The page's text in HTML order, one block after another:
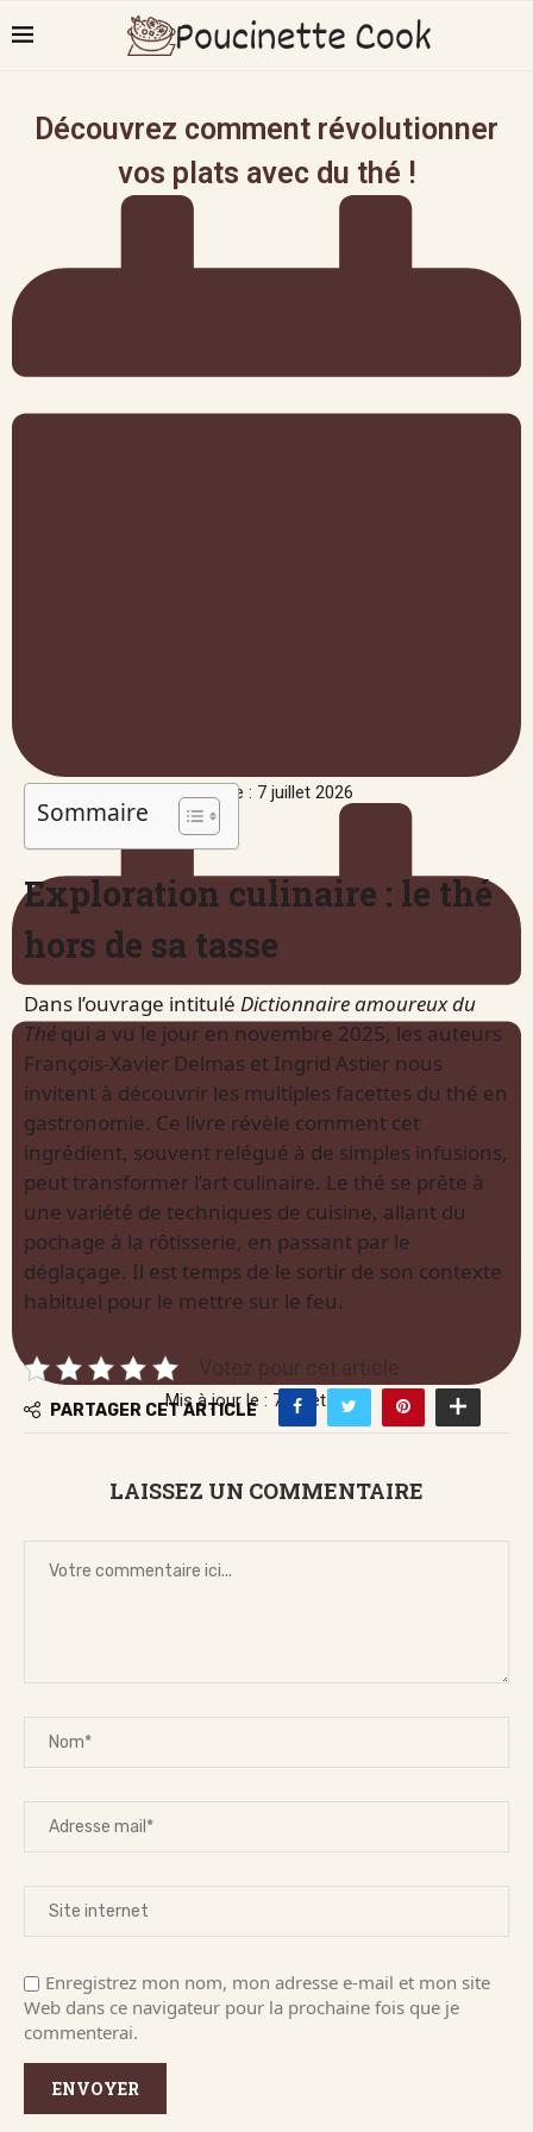
Découvrez comment révolutionner
vos plats avec du thé !
Publié le : 7 juillet 2026
Mis à jour le : 7 juillet 2026
Sommaire
Exploration culinaire : le thé
hors de sa tasse
Dans l’ouvrage intitulé Dictionnaire amoureux du
Thé qui a vu le jour en novembre 2025, les auteurs
François-Xavier Delmas et Ingrid Astier nous
invitent à découvrir les multiples facettes du thé en
gastronomie. Ce livre révèle comment cet
ingrédient, souvent relégué à de simples infusions,
peut transformer l’art culinaire. Le thé se prête à
une variété de techniques de cuisine, allant du
pochage à la rôtisserie, en passant par le
déglaçage. Il est temps de le sortir de son contexte
habituel pour le mettre sur le feu.
Votez pour cet article
PARTAGER CET ARTICLE
LAISSEZ UN COMMENTAIRE
Enregistrez mon nom, mon adresse e-mail et mon site
Web dans ce navigateur pour la prochaine fois que je
commenterai.